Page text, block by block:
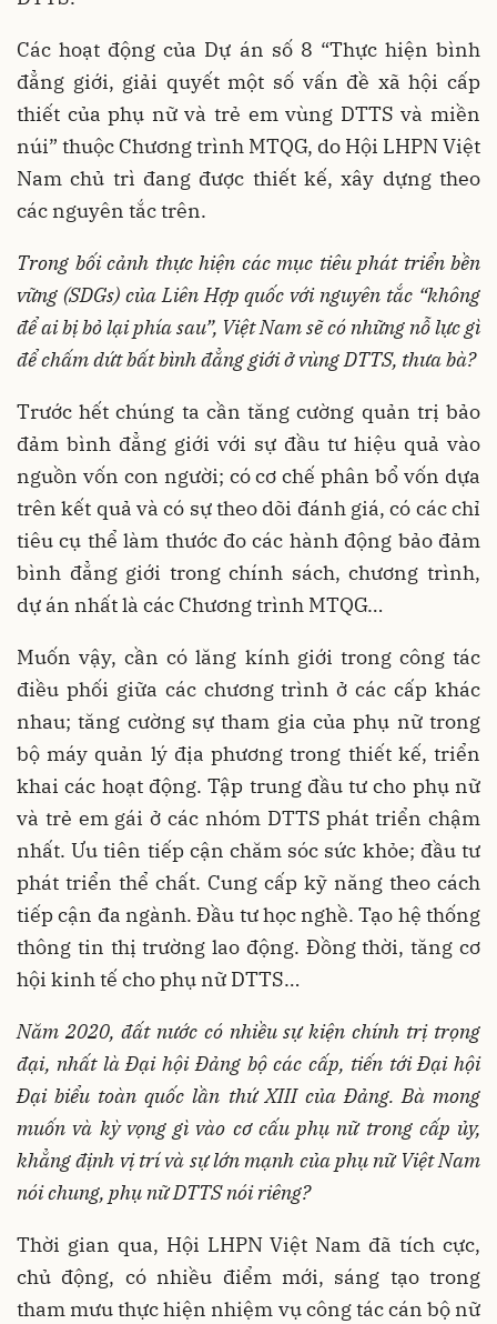
Các hoạt động của Dự án số 8 “Thực hiện bình
đẳng giới, giải quyết một số vấn đề xã hội cấp
thiết của phụ nữ và trẻ em vùng DTTS và miền
núi” thuộc Chương trình MTQG, do Hội LHPN Việt
Nam chủ trì đang được thiết kế, xây dựng theo
các nguyên tắc trên.
Trong bối cảnh thực hiện các mục tiêu phát triển bền
vững (SDGs) của Liên Hợp quốc với nguyên tắc “không
để ai bị bỏ lại phía sau”, Việt Nam sẽ có những nỗ lực gì
để chấm dứt bất bình đẳng giới ở vùng DTTS, thưa bà?
Trước hết chúng ta cần tăng cường quản trị bảo
đảm bình đẳng giới với sự đầu tư hiệu quả vào
nguồn vốn con người; có cơ chế phân bổ vốn dựa
trên kết quả và có sự theo dõi đánh giá, có các chỉ
tiêu cụ thể làm thước đo các hành động bảo đảm
bình đẳng giới trong chính sách, chương trình,
dự án nhất là các Chương trình MTQG…
Muốn vậy, cần có lăng kính giới trong công tác
điều phối giữa các chương trình ở các cấp khác
nhau; tăng cường sự tham gia của phụ nữ trong
bộ máy quản lý địa phương trong thiết kế, triển
khai các hoạt động. Tập trung đầu tư cho phụ nữ
và trẻ em gái ở các nhóm DTTS phát triển chậm
nhất. Ưu tiên tiếp cận chăm sóc sức khỏe; đầu tư
phát triển thể chất. Cung cấp kỹ năng theo cách
tiếp cận đa ngành. Đầu tư học nghề. Tạo hệ thống
thông tin thị trường lao động. Đồng thời, tăng cơ
hội kinh tế cho phụ nữ DTTS…
Năm 2020, đất nước có nhiều sự kiện chính trị trọng
đại, nhất là Đại hội Đảng bộ các cấp, tiến tới Đại hội
Đại biểu toàn quốc lần thứ XIII của Đảng. Bà mong
muốn và kỳ vọng gì vào cơ cấu phụ nữ trong cấp ủy,
khẳng định vị trí và sự lớn mạnh của phụ nữ Việt Nam
nói chung, phụ nữ DTTS nói riêng?
Thời gian qua, Hội LHPN Việt Nam đã tích cực,
chủ động, có nhiều điểm mới, sáng tạo trong
tham mưu thực hiện nhiệm vụ công tác cán bộ nữ